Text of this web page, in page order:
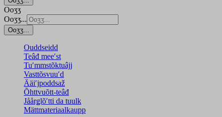
Ooʒʒ
Ooʒʒ...
Ooʒʒ...
Ouddseidd
Teâđ meeʹst
Tuʹmmstõktuâjj
Vasttõsvuuʹd
Ääiʹjpoddsaž
Õhttvuõtt-teâđ
Jåårǥlõʹtti da tuulk
Mättmateriaalkaupp